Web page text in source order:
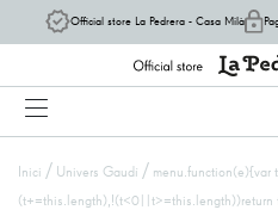
Official store La Pedrera - Casa Milà
Inici / Univers Gaudí /
(t+=this.length),!(t<0||t>=this.length))return